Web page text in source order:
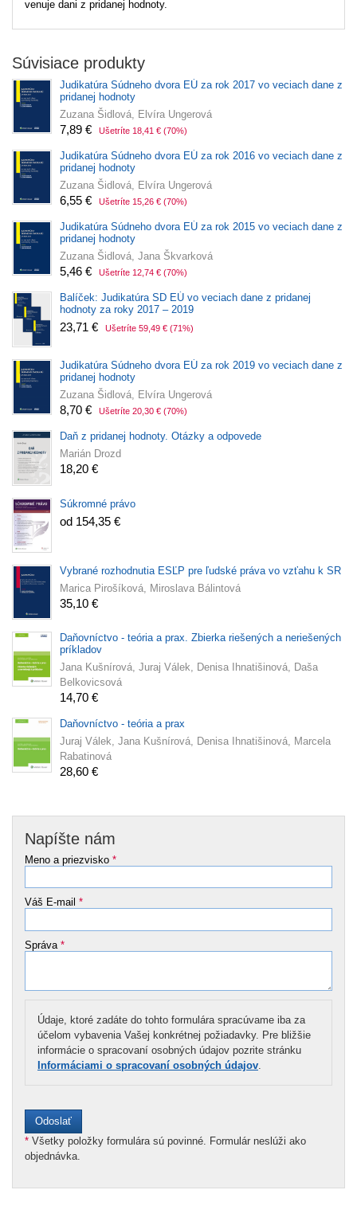
venuje dani z pridanej hodnoty.
Súvisiace produkty
Judikatúra Súdneho dvora EÚ za rok 2017 vo veciach dane z
pridanej hodnoty
Zuzana Šidlová, Elvíra Ungerová
7,89 € Ušetríte 18,41 € (70%)
Judikatúra Súdneho dvora EÚ za rok 2016 vo veciach dane z
pridanej hodnoty
Zuzana Šidlová, Elvíra Ungerová
6,55 € Ušetríte 15,26 € (70%)
Judikatúra Súdneho dvora EÚ za rok 2015 vo veciach dane z
pridanej hodnoty
Zuzana Šidlová, Jana Škvarková
5,46 € Ušetríte 12,74 € (70%)
Balíček: Judikatúra SD EÚ vo veciach dane z pridanej
hodnoty za roky 2017 – 2019
23,71 € Ušetríte 59,49 € (71%)
Judikatúra Súdneho dvora EÚ za rok 2019 vo veciach dane z
pridanej hodnoty
Zuzana Šidlová, Elvíra Ungerová
8,70 € Ušetríte 20,30 € (70%)
Daň z pridanej hodnoty. Otázky a odpovede
Marián Drozd
18,20 €
Súkromné právo
od 154,35 €
Vybrané rozhodnutia ESĽP pre ľudské práva vo vzťahu k SR
Marica Pirošíková, Miroslava Bálintová
35,10 €
Daňovníctvo - teória a prax. Zbierka riešených a neriešených
príkladov
Jana Kušnírová, Juraj Válek, Denisa Ihnatišinová, Daša
Belkovicsová
14,70 €
Daňovníctvo - teória a prax
Juraj Válek, Jana Kušnírová, Denisa Ihnatišinová, Marcela
Rabatinová
28,60 €
Napíšte nám
Meno a priezvisko *
Váš E-mail *
Správa *
Údaje, ktoré zadáte do tohto formulára spracúvame iba za
účelom vybavenia Vašej konkrétnej požiadavky. Pre bližšie
informácie o spracovaní osobných údajov pozrite stránku
Informáciami o spracovaní osobných údajov
* Všetky položky formulára sú povinné. Formulár neslúži ako
objednávka.